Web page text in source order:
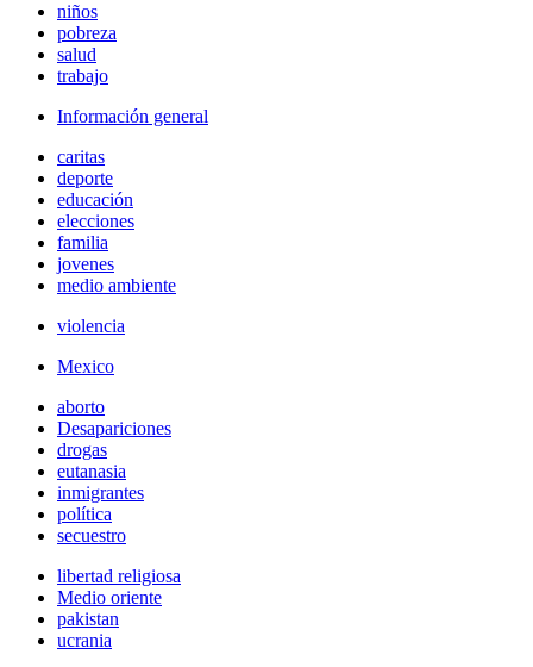
niños
pobreza
salud
trabajo
Información general
caritas
deporte
educación
elecciones
familia
jovenes
medio ambiente
violencia
Mexico
aborto
Desapariciones
drogas
eutanasia
inmigrantes
política
secuestro
libertad religiosa
Medio oriente
pakistan
ucrania